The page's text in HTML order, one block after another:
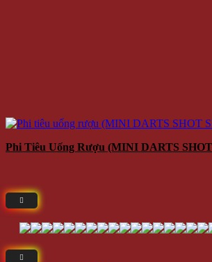
Phi Tiêu Uống Rượu (MINI DARTS